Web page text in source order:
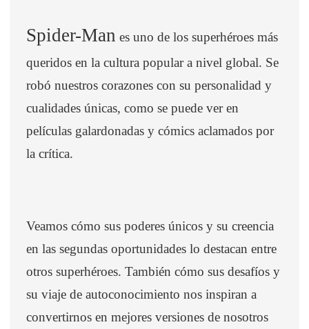
Spider-Man es uno de los superhéroes más
queridos en la cultura popular a nivel global. Se
robó nuestros corazones con su personalidad y
cualidades únicas, como se puede ver en
películas galardonadas y cómics aclamados por
la crítica.
Veamos cómo sus poderes únicos y su creencia
en las segundas oportunidades lo destacan entre
otros superhéroes. También cómo sus desafíos y
su viaje de autoconocimiento nos inspiran a
convertirnos en mejores versiones de nosotros